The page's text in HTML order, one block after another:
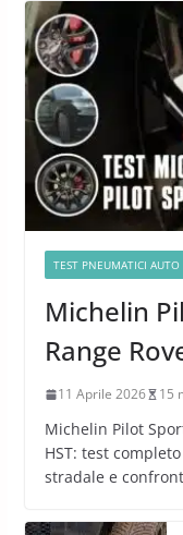
TEST PNEUMATICI AUTO
Michelin
Range
11 Aprile 2026 15
Michelin Pilot
HST: test
stradale e